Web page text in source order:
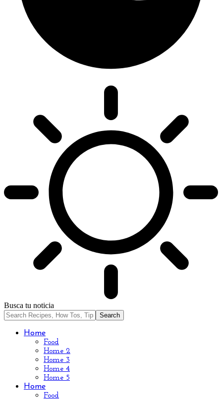
Busca tu noticia
Home
Food
Home 2
Home 3
Home 4
Home 5
Home
Food